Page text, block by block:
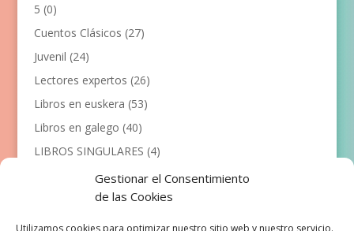
Gestionar el Consentimiento
de las Cookies
Utilizamos cookies para optimizar nuestro sitio web y nuestro servicio.
5 (0)
Cuentos Clásicos (27)
Juvenil (24)
Lectores expertos (26)
Libros en euskera (53)
Libros en galego (40)
LIBROS SINGULARES (4)
Llibres en català (117)
Manualidades (53)
Primeros lectores
(101)